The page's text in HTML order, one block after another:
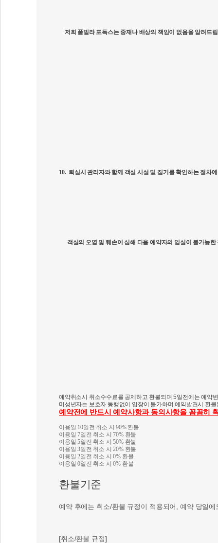
저희 풀빌라 포독스는 중재나 배상의 책임이 없음을 알려드
10. 퇴실시 관리자와 함께 객실 시설 및 집기를 확인하는 절차
객실의 오염 및 훼손이 심해 다음 예약자의 입실이 불가능
예약취소시 취소수수료를 공제하고 환불되며 5일전에는 예약
미성년자는 보호자 동행없이 입장이 불가하며 예약발견시 환
예약전에 반드시 예약사항과 동의사항을 꼼꼼히
이용일 10일전 취소 시 90% 환불
이용일 7일전 취소 시 70% 환불
이용일 5일전 취소 시 50% 환불
이용일 3일전 취소 시 20% 환불
이용일 2일전 취소 시 0% 환불
이용일 0일전 취소 시 0% 환불
환불기준
예약 후에는 취소/환불 규정이 적용되어, 예약 당일
[취소/환불 규정]